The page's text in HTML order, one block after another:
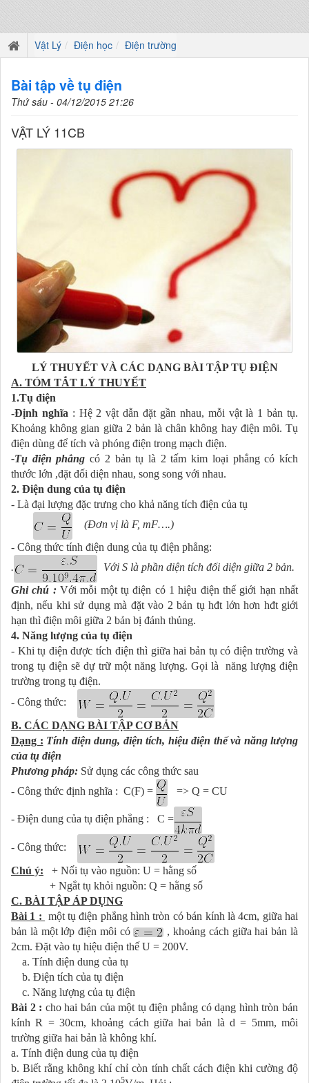
Vật Lý Điện học Điện trường
Bài tập về tụ điện
Thứ sáu - 04/12/2015 21:26
VẬT LÝ 11CB
LÝ THUYẾT VÀ CÁC DẠNG BÀI TẬP TỤ ĐIỆN
A. TÓM TẮT LÝ THUYẾT
1.Tụ điện
-Định nghĩa : Hệ 2 vật dẫn đặt gần nhau, mỗi vật là 1 bản tụ.
Khoảng không gian giữa 2 bản là chân không hay điện môi. Tụ
điện dùng để tích và phóng điện trong mạch điện.
-Tụ điện phẳngcó 2 bản tụ là 2 tấm kim loại phẳng có kích
thước lớn ,đặt đối diện nhau, song song với nhau.
2. Điện dung của tụ điện
- Là đại lượng đặc trưng cho khả năng tích điện của tụ
(Đơn vị là F, mF….)
- Công thức tính điện dung của tụ điện phẳng:
.
Với S là phần diện tích đối diện giữa 2 bản.
Ghi chú :Với mỗi một tụ điện có 1 hiệu điện thế giới hạn nhất
định, nếu khi sử dụng mà đặt vào 2 bản tụ hđt lớn hơn hđt giới
hạn thì điện môi giữa 2 bản bị đánh thủng.
4. Năng lượng của tụ điện
- Khi tụ điện được tích điện thì giữa hai bản tụ có điện trường và
trong tụ điện sẽ dự trữ một năng lượng. Gọi là năng lượng điện
trường trong tụ điện.
- Công thức:
B. CÁC DẠNG BÀI TẬP CƠ BẢN
Dạng : Tính điện dung, điện tích, hiệu điện thế và năng lượng
của tụ điện
Phương pháp: Sử dụng các công thức sau
- Công thức định nghĩa : C(F) =
=> Q = CU
- Điện dung của tụ điện phẳng : C =
- Công thức:
Chú ý: + Nối tụ vào nguồn: U = hằng số
+ Ngắt tụ khỏi nguồn: Q = hằng số
C. BÀI TẬP ÁP DỤNG
Bài 1 : một tụ điện phẳng hình tròn có bán kính là 4cm, giữa hai
bản là một lớp điện môi có
, khoảng cách giữa hai bản là
2cm. Đặt vào tụ hiệu điện thế U = 200V.
a. Tính điện dung của tụ
b. Điện tích của tụ điện
c. Năng lượng của tụ điện
Bài 2 : cho hai bản của một tụ điện phẳng có dạng hình tròn bán
kính R = 30cm, khoảng cách giữa hai bản là d = 5mm, môi
trường giữa hai bản là không khí.
a. Tính điện dung của tụ điện
b. Biết rằng không khí chỉ còn tính chất cách điện khi cường độ
5